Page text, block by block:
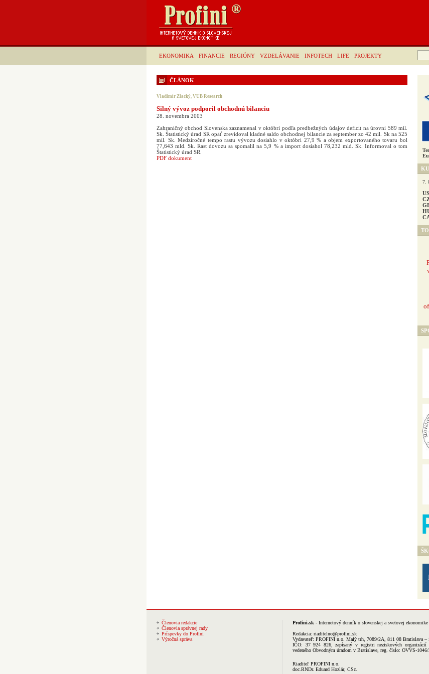
EKONOMIKA FINANCIE REGIÓNY VZDELÁVANIE INFOTECH LIFE PROJEKTY
ČLÁNOK
Vladimír Zlacký, VUB Research
Silný vývoz podporil obchodnú bilanciu
28. novembra 2003
Zahraničný obchod Slovenska zaznamenal v októbri podľa predbežných údajov deficit na úrovni 589 mil.
Sk. Štatistický úrad SR opäť zrevidoval kladné saldo obchodnej bilancie za september zo 42 mil. Sk na 525
mil. Sk. Medziročné tempo rastu vývozu dosiahlo v októbri 27,9 % a objem exportovaného tovaru bol
77,643 mld. Sk. Rast dovozu sa spomalil na 5,9 % a import dosiahol 78,232 mld. Sk. Informoval o tom
Štatistický úrad SR.
PDF dokument
7.
Členovia redakcie
Členovia správnej rady
Príspevky do Profini
Výročná správa
Profini.sk - Internetový denník o slovenskej a svetovej ekonomike
Redakcia: riaditelno@profini.sk
Vydavateľ: PROFINI n.o. Malý trh, 7089/2A, 811 08 Bratislava –
IČO: 37 924 826, zapísaný v registri neziskových organizácií
vedeného Obvodným úradom v Bratislave, reg. číslo: OVVS-
Riaditeľ PROFINI n.o.
doc.RNDr. Eduard Hozlár, CSc.